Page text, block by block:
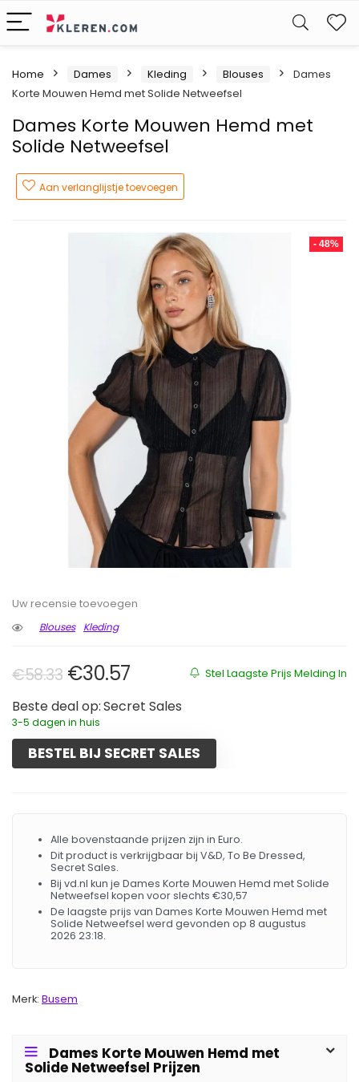
Home Dames Kleding Blouses
Dames
Korte Mouwen Hemd met Solide Netweefsel
Dames Korte Mouwen Hemd met
Solide Netweefsel
Aan verlanglijstje toevoegen
- 48%
Uw recensie toevoegen
Blouses
Kleding
Stel Laagste Prijs Melding In
€58.33 Oorspronkelijke prijs was:
€30.57Huidige prijs is: €30.57.
Beste deal op: Secret Sales
3-5 dagen in huis
BESTEL BIJ SECRET SALES
Alle bovenstaande prijzen zijn in Euro.
Dit product is verkrijgbaar bij V&D, To Be Dressed,
Secret Sales.
Bij vd.nl kun je Dames Korte Mouwen Hemd met Solide
Netweefsel kopen voor slechts €30,57
De laagste prijs van Dames Korte Mouwen Hemd met
Solide Netweefsel werd gevonden op 8 augustus
2026 23:18.
Merk: Busem
Dames Korte Mouwen Hemd met
Solide Netweefsel Prijzen